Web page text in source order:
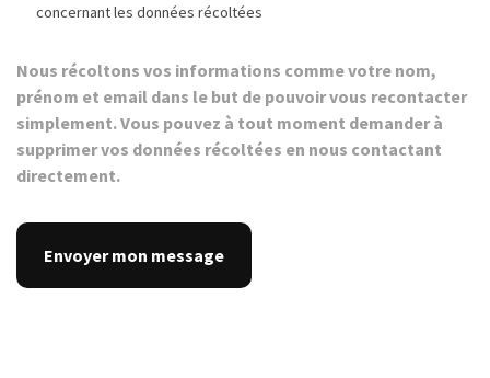
concernant les données récoltées
Nous récoltons vos informations comme votre nom,
prénom et email dans le but de pouvoir vous recontacter
simplement. Vous pouvez à tout moment demander à
supprimer vos données récoltées en nous contactant
directement.